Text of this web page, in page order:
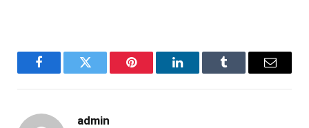
FacebookTwitter Pinterest LinkedInTumblr Email
admin